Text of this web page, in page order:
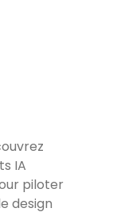
IA
piloter
design